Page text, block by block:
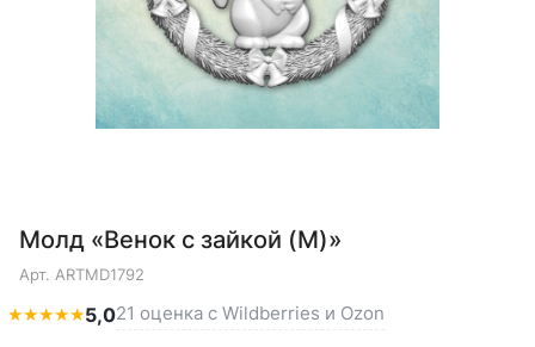
Молд «Венок с зайкой (M)»
Арт. ARTMD1792
★★★★★5,021 оценка с Wildberries и Ozon